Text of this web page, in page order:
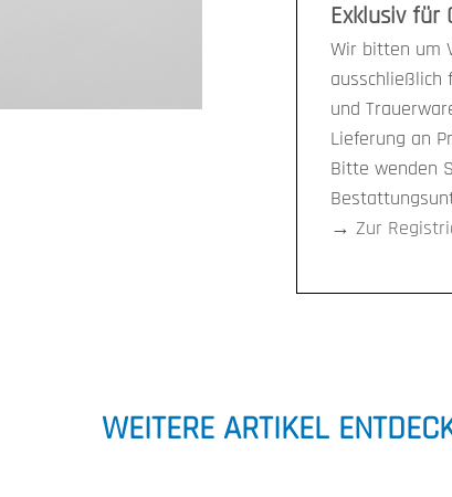
Exklusiv für
Wir bitten um
und
Lieferung an
Bitte wenden
→ Zur
WEITERE ARTIKEL